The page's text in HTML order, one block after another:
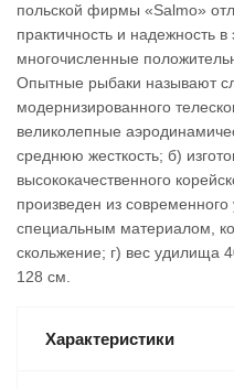
польской фирмы «Salmo»
практичность и надежность
многочисленные
Опытные рыбаки называют
модернизированного
великолепные
среднюю жесткость; б)
высококачественного
произведен из современного
специальным материалом,
скольжение; г) вес удилища
128 см.
Характеристики